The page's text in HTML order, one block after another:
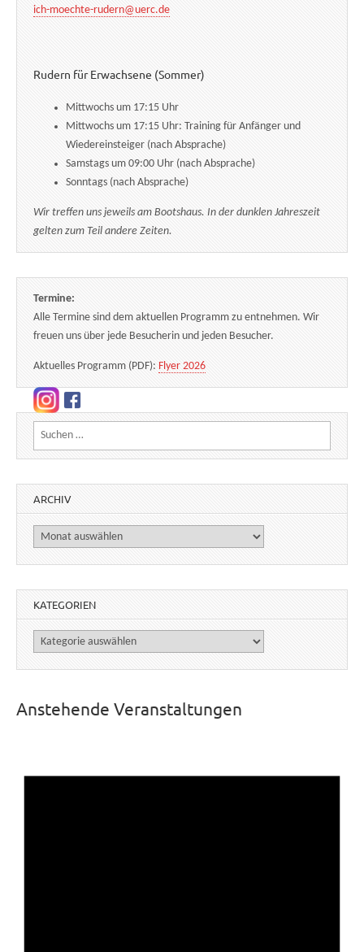
ich-moechte-rudern@uerc.de
Rudern für Erwachsene (Sommer)
Mittwochs um 17:15 Uhr
Mittwochs um 17:15 Uhr: Training für Anfänger und
Wiedereinsteiger (nach Absprache)
Samstags um 09:00 Uhr (nach Absprache)
Sonntags (nach Absprache)
Wir treffen uns jeweils am Bootshaus. In der dunklen Jahreszeit
gelten zum Teil andere Zeiten.
Termine:
Alle Termine sind dem aktuellen Programm zu entnehmen. Wir
freuen uns über jede Besucherin und jeden Besucher.
Aktuelles Programm (PDF): Flyer 2026
Suchen nach:
ARCHIV
Archiv
KATEGORIEN
Kategorien
Anstehende Veranstaltungen